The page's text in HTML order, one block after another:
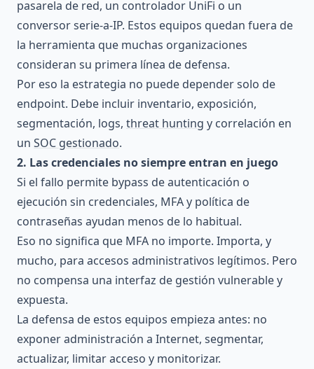
pasarela de red, un controlador UniFi o un
conversor serie-a-IP. Estos equipos quedan fuera de
la herramienta que muchas organizaciones
consideran su primera línea de defensa.
Por eso la estrategia no puede depender solo de
endpoint. Debe incluir inventario, exposición,
segmentación, logs, threat hunting y correlación en
un SOC gestionado.
2. Las credenciales no siempre entran en juego
Si el fallo permite bypass de autenticación o
ejecución sin credenciales, MFA y política de
contraseñas ayudan menos de lo habitual.
Eso no significa que MFA no importe. Importa, y
mucho, para accesos administrativos legítimos. Pero
no compensa una interfaz de gestión vulnerable y
expuesta.
La defensa de estos equipos empieza antes: no
exponer administración a Internet, segmentar,
actualizar, limitar acceso y monitorizar.